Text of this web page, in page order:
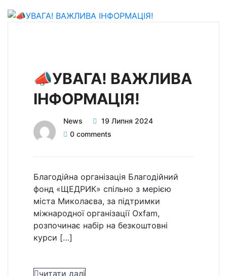
📣УВАГА! ВАЖЛИВА
ІНФОРМАЦІЯ!
News
19 Липня 2024
0 comments
Благодійна організація Благодійний
фонд «ЩЕДРИК» спільно з мерією
міста Миколаєва, за підтримки
міжнародної організації Oxfam,
розпочинає набір на безкоштовні
курси […]
читати далі